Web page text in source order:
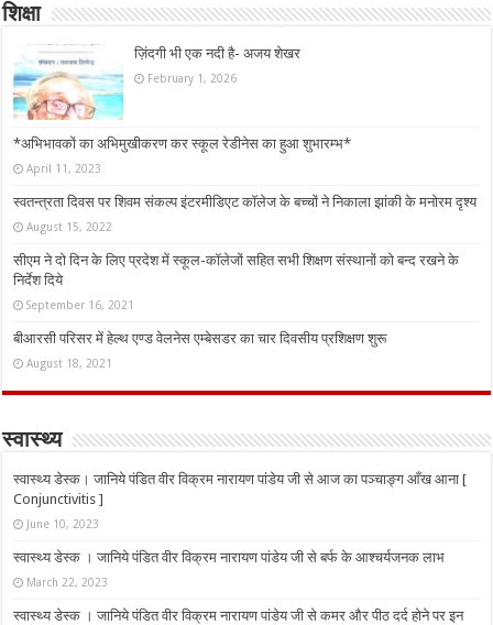
शिक्षा
ज़िंदगी भी एक नदी है- अजय शेखर
February 1, 2026
*अभिभावकों का अभिमुखीकरण कर स्कूल रेडीनेस का हुआ शुभारम्भ*
April 11, 2023
स्वतन्त्रता दिवस पर शिवम संकल्प इंटरमीडिएट कॉलेज के बच्चों ने निकाला झांकी के मनोरम दृश्य
August 15, 2022
सीएम ने दो दिन के लिए प्रदेश में स्कूल-कॉलेजों सहित सभी शिक्षण संस्थानों को बन्द रखने के
निर्देश दिये
September 16, 2021
बीआरसी परिसर में हेल्थ एण्ड वेलनेस एम्बेसडर का चार दिवसीय प्रशिक्षण शुरू
August 18, 2021
स्वास्थ्य
स्वास्थ्य डेस्क। जानिये पंडित वीर विक्रम नारायण पांडेय जी से आज का पञ्चाङ्ग आँख आना [
Conjunctivitis ]
June 10, 2023
स्वास्थ्य डेस्क । जानिये पंडित वीर विक्रम नारायण पांडेय जी से बर्फ के आश्चर्यजनक लाभ
March 22, 2023
स्वास्थ्य डेस्क । जानिये पंडित वीर विक्रम नारायण पांडेय जी से कमर और पीठ दर्द होने पर इन